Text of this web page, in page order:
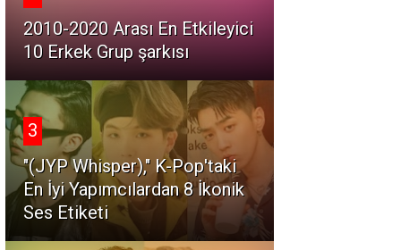
2010-2020 Arası En Etkileyici
10 Erkek Grup şarkısı
3
"(JYP Whisper)," K-Pop'taki
En İyi Yapımcılardan 8 İkonik
Ses Etiketi